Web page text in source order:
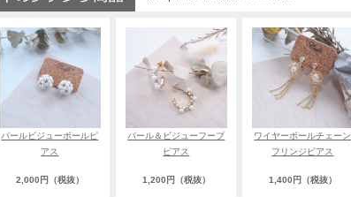
パールビジューボールピ
アス
2,000円（税抜）
パール＆ビジューフープ
ピアス
1,200円（税抜）
ワイヤーボールチェーン
フリンジピアス
1,400円（税抜）